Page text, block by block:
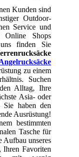
Kunden sind
Outdoor-
Service und
Online Shops
finden Sie
zu einem
Suchen
Alltag, Ihre
Asia- oder
Sie haben den
Ausrüstung!
bestimmten
Tasche für
Aufbau unseres
Ihren Favoriten